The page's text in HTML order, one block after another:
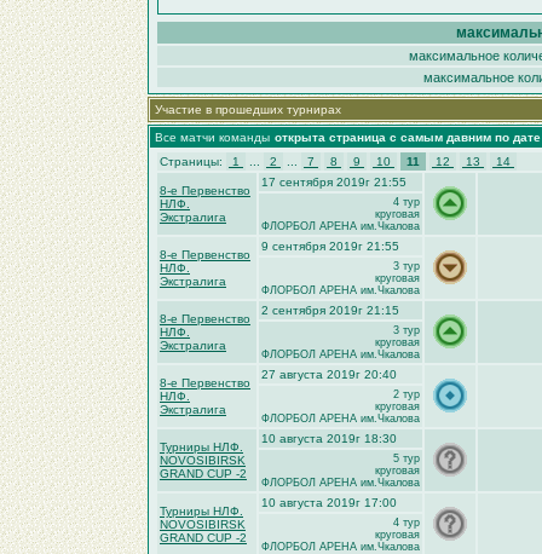
максимальное
максимальное
Участие в прошедших турнирах
Все матчи команды открыта страница с самым давним по
Страницы:
1 2 7 8 9 10 11 12 13 14
8-е Первенство
НЛФ.
Экстралига
17 сентября 2019г 21:55
4 тур
круговая
ФЛОРБОЛ АРЕНА им.Чкалова
8-е Первенство
НЛФ.
Экстралига
9 сентября 2019г 21:55
3 тур
круговая
ФЛОРБОЛ АРЕНА им.Чкалова
8-е Первенство
НЛФ.
Экстралига
2 сентября 2019г 21:15
3 тур
круговая
ФЛОРБОЛ АРЕНА им.Чкалова
8-е Первенство
НЛФ.
Экстралига
27 августа 2019г 20:40
2 тур
круговая
ФЛОРБОЛ АРЕНА им.Чкалова
Турниры НЛФ.
NOVOSIBIRSK
GRAND CUP -2
10 августа 2019г 18:30
5 тур
круговая
ФЛОРБОЛ АРЕНА им.Чкалова
Турниры НЛФ.
NOVOSIBIRSK
GRAND CUP -2
10 августа 2019г 17:00
4 тур
круговая
ФЛОРБОЛ АРЕНА им.Чкалова